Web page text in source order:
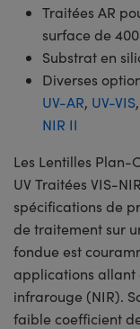
Traitées AR
surface de
Substrat en
Diverses
UV-AR, UV-VIS,
NIR II
Les Lentilles Plan-
UV Traitées VIS-
spécifications de
de traitement sur
fondue est
applications allant
infrarouge (NIR).
faible coefficient